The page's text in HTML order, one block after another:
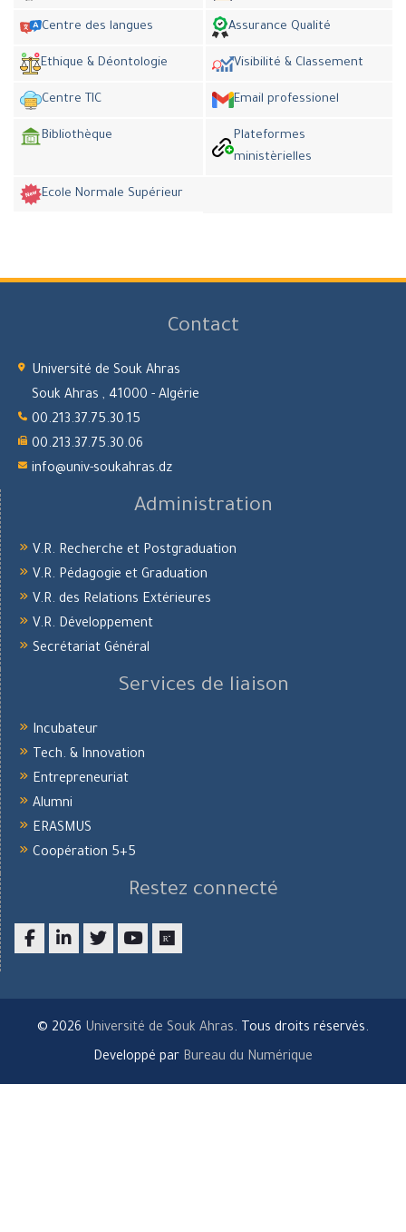
Centre des langues Assurance Qualité
Ethique & Déontologie Visibilité & Classement
Centre TIC Email professionel
Bibliothèque
Plateformes
ministèrielles
Ecole Normale Supérieur
Contact
Université de Souk Ahras
Souk Ahras , 41000 - Algérie
00.213.37.75.30.15
00.213.37.75.30.06
info@univ-soukahras.dz
Administration
V.R. Recherche et Postgraduation
V.R. Pédagogie et Graduation
V.R. des Relations Extérieures
V.R. Développement
Secrétariat Général
Services de liaison
Incubateur
Tech. & Innovation
Entrepreneuriat
Alumni
ERASMUS
Coopération 5+5
Restez connecté
© 2026 Université de Souk Ahras. Tous droits réservés.
Developpé par Bureau du Numérique